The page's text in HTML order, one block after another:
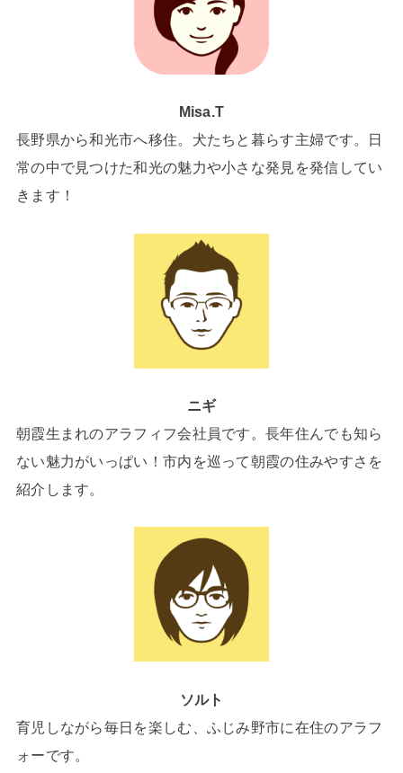
Misa.T
長野県から和光市へ移住。犬たちと暮らす主婦です。日
常の中で見つけた和光の魅力や小さな発見を発信してい
きます！
ニギ
朝霞生まれのアラフィフ会社員です。長年住んでも知ら
ない魅力がいっぱい！市内を巡って朝霞の住みやすさを
紹介します。
ソルト
育児しながら毎日を楽しむ、ふじみ野市に在住のアラフ
ォーです。